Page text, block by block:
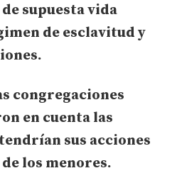
supuesta vida
de esclavitud y
congregaciones
en cuenta las
sus acciones
los menores.